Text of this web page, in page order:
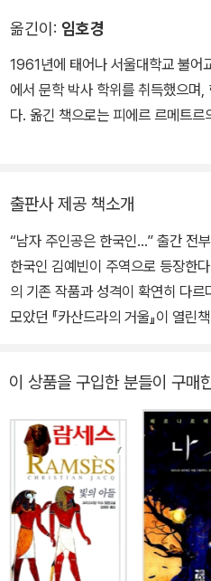
소재로 한 『타나토노트』, 세계를
의 지구를 찾아 떠난 인류의 모험 『
하는 『꿀벌의 예언』, 세 혼종 인류
만드는 신세기 『키메라의 땅』 등
옮긴이: 임호경
1961년에 태어나 서울대학교 불어
에서 문학 박사 학위를 취득했으며
다. 옮긴 책으로는 피에르 르메트르
인』, 베르나르 베르베르의 『신』(공
농의 『리버티 바』, 『센 강의 춤집에
다』, 앙투안 갈랑의 『천일야화』,
티그 라르손의 <밀레니엄 시리즈>,
다』, 기욤 뮈소의 『7년 후』 등이 있
출판사 제공 책소개
“남자 주인공은 한국인…” 출간 전
한국인 김예빈이 주역으로 등장한
의 기존 작품과 성격이 확연히 다
모았던 『카산드라의 거울』이 열린
을 생각하며 썼다”고 말해 큰 관심
한국인 주인공을 가장 기대했던 독
운함부터 느낄지 모른다. 김예빈은
니라, 어린 시절 난민으로 프랑스에
인’이기 때문이다. 베르베르는 왜
의 한국인이 아닌 ‘탈북자’ 한국인
말이 그 이유를 설명해 준다. “나는
‘다른’ 사람들에게 발언권을 주고 싶었다.” 미래를 생각하
이 상품을 구입한 분들이 구매